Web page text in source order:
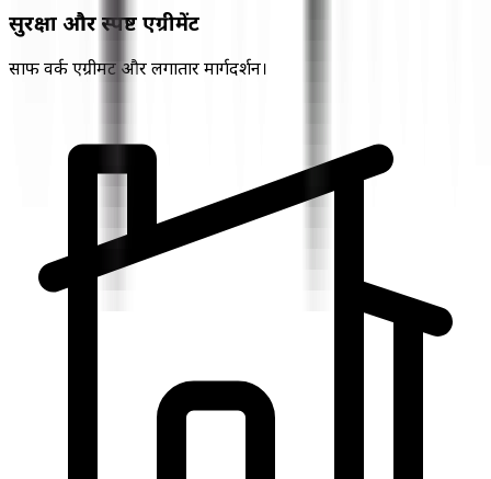
सुरक्षा और स्पष्ट एग्रीमेंट
साफ वर्क एग्रीमेंट और लगातार मार्गदर्शन।